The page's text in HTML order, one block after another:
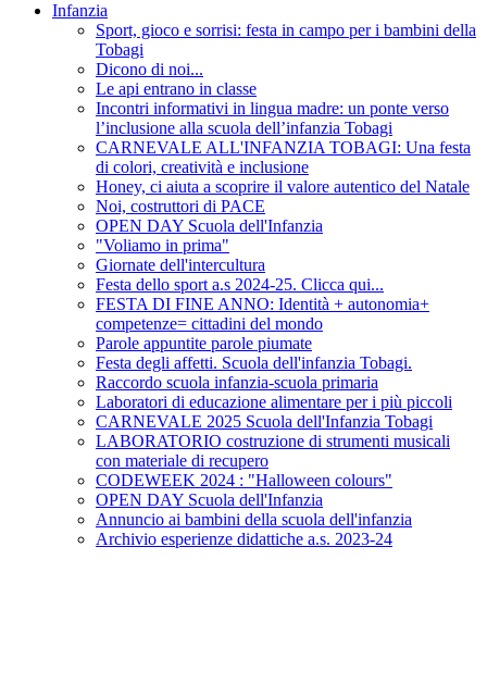
Infanzia
Sport, gioco e sorrisi: festa in campo per i bambini della
Tobagi
Dicono di noi...
Le api entrano in classe
Incontri informativi in lingua madre: un ponte verso
l’inclusione alla scuola dell’infanzia Tobagi
CARNEVALE ALL'INFANZIA TOBAGI: Una festa
di colori, creatività e inclusione
Honey, ci aiuta a scoprire il valore autentico del Natale
Noi, costruttori di PACE
OPEN DAY Scuola dell'Infanzia
"Voliamo in prima"
Giornate dell'intercultura
Festa dello sport a.s 2024-25. Clicca qui...
FESTA DI FINE ANNO: Identità + autonomia+
competenze= cittadini del mondo
Parole appuntite parole piumate
Festa degli affetti. Scuola dell'infanzia Tobagi.
Raccordo scuola infanzia-scuola primaria
Laboratori di educazione alimentare per i più piccoli
CARNEVALE 2025 Scuola dell'Infanzia Tobagi
LABORATORIO costruzione di strumenti musicali
con materiale di recupero
CODEWEEK 2024 : "Halloween colours"
OPEN DAY Scuola dell'Infanzia
Annuncio ai bambini della scuola dell'infanzia
Archivio esperienze didattiche a.s. 2023-24